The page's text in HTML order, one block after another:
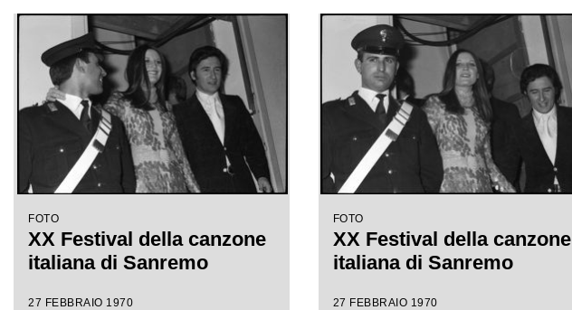
FOTO
XX Festival della canzone
italiana di Sanremo
27 FEBBRAIO 1970
FOTO
XX Festival della canzone
italiana di Sanremo
27 FEBBRAIO 1970